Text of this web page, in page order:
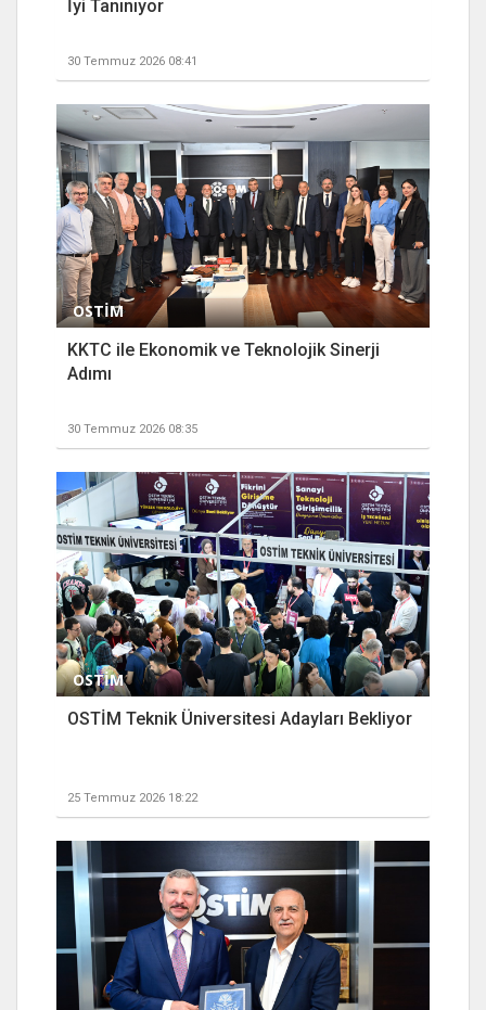
İyi Tanınıyor
30 Temmuz 2026 08:41
OSTİM
KKTC ile Ekonomik ve Teknolojik Sinerji
Adımı
30 Temmuz 2026 08:35
OSTİM
OSTİM Teknik Üniversitesi Adayları Bekliyor
25 Temmuz 2026 18:22